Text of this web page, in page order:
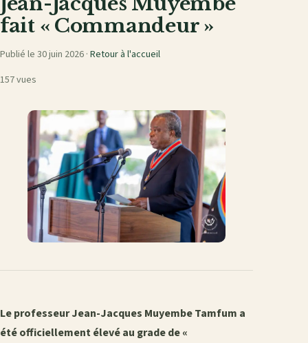
fait « Commandeur »
Publié le 30 juin 2026 · Retour à l'accueil
157 vues
Le professeur Jean-Jacques Muyembe Tamfum a
été officiellement élevé au grade de «